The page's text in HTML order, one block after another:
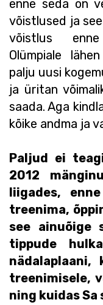
enne seda on
võistlused ja
võistlus enne
Olümpiale
palju uusi
ja üritan
saada. Aga
kõike andma ja
Paljud ei
2012
liigades,
treenima,
see ainuõige
tippude
treenimisele,
ning kuidas Sa